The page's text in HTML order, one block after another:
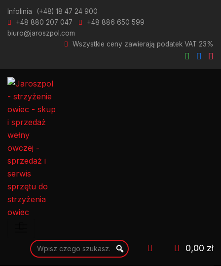
Infolinia
(+48) 18 47 24 900
+48 880 207 047
+48 886 650 599
biuro@jaroszpol.com
Wszystkie ceny zawierają podatek VAT 23%
0,00 zł